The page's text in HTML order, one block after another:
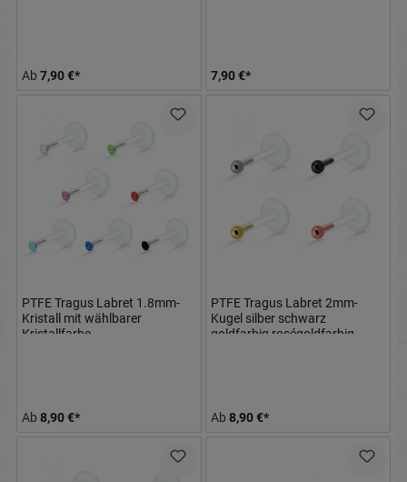
Ab 7,90 €* 7,90 €*
PTFE Tragus Labret 1.8mm-
Kristall mit wählbarer
Kristallfarbe
Ab 8,90 €*
PTFE Tragus Labret 2mm-
Kugel silber schwarz
goldfarbig roségoldfarbig
Ab 8,90 €*